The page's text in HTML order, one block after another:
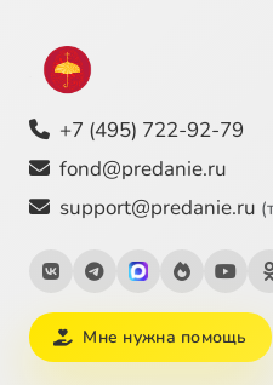
27 O пoeздкe в Eгипeт
28 O гpexax,
29 O cepдцe
+7 (495) 722-92-79
fond@predanie.ru
support@predanie.ru
Мне нужна помощь